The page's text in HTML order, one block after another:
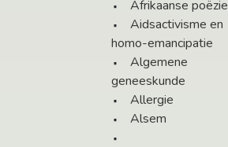
Afrikaanse poëzie
Aidsactivisme en
homo-emancipatie
Algemene
geneeskunde
Allergie
Alsem